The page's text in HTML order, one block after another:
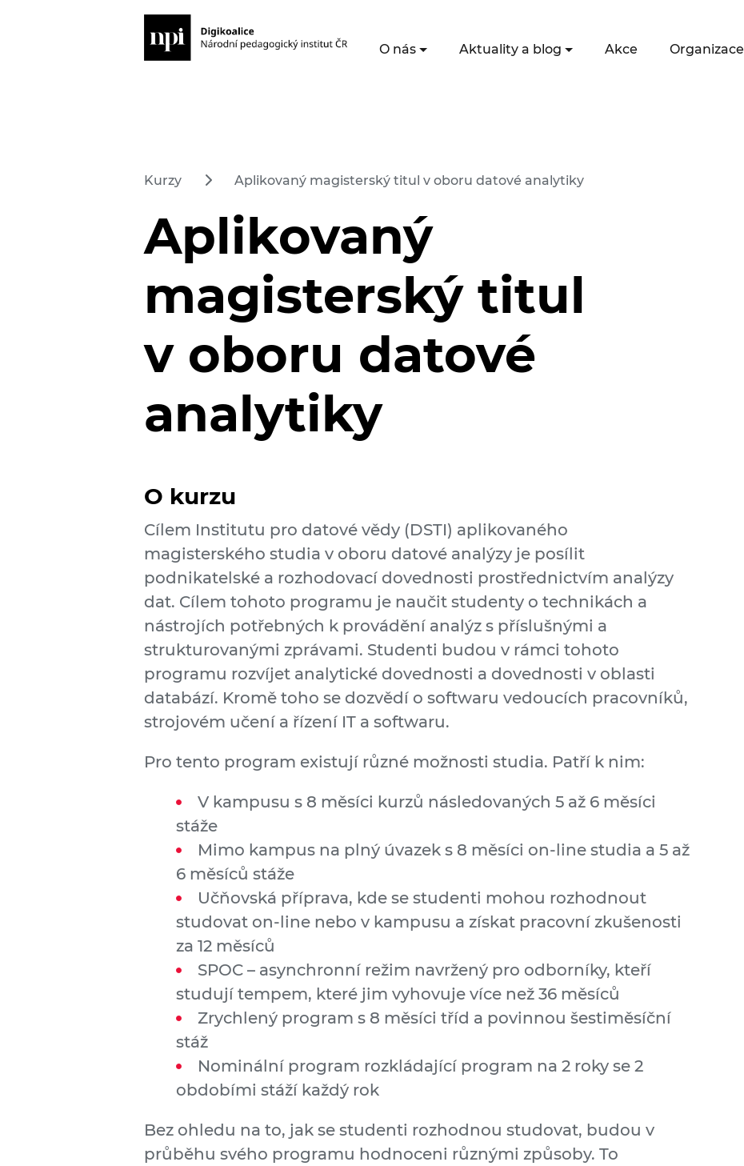
O nás Aktuality a blog Akce Organizace
Kurzy Aplikovaný magisterský titul v oboru datové analytiky
Aplikovaný
magisterský titul
v oboru datové
analytiky
O kurzu
Cílem Institutu pro datové vědy (DSTI) aplikovaného
magisterského studia v oboru datové analýzy je posílit
podnikatelské a rozhodovací dovednosti prostřednictvím analýzy
dat. Cílem tohoto programu je naučit studenty o technikách a
nástrojích potřebných k provádění analýz s příslušnými a
strukturovanými zprávami. Studenti budou v rámci tohoto
programu rozvíjet analytické dovednosti a dovednosti v oblasti
databází. Kromě toho se dozvědí o softwaru vedoucích pracovníků,
strojovém učení a řízení IT a softwaru.
Pro tento program existují různé možnosti studia. Patří k nim:
V kampusu s 8 měsíci kurzů následovaných 5 až 6 měsíci
stáže
Mimo kampus na plný úvazek s 8 měsíci on-line studia a 5 až
6 měsíců stáže
Učňovská příprava, kde se studenti mohou rozhodnout
studovat on-line nebo v kampusu a získat pracovní zkušenosti
za 12 měsíců
SPOC – asynchronní režim navržený pro odborníky, kteří
studují tempem, které jim vyhovuje více než 36 měsíců
Zrychlený program s 8 měsíci tříd a povinnou šestiměsíční
stáž
Nominální program rozkládající program na 2 roky se 2
obdobími stáží každý rok
Bez ohledu na to, jak se studenti rozhodnou studovat, budou v
průběhu svého programu hodnoceni různými způsoby. To